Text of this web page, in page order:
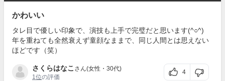
かわいい
タレ目で優しい印象で、演技も上手で完璧だと思います(^○^)
年を重ねても全然衰えず童顔なままで、同じ人間とは思えない
ほどです（笑）
さくらはなこ さん(女性・30代)
1位の評価
4